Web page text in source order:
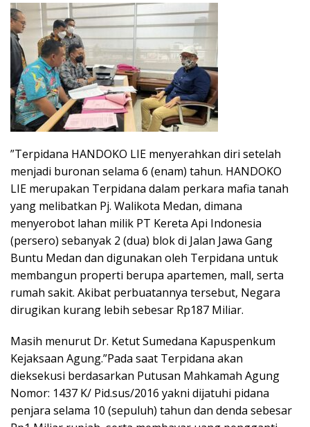
”Terpidana HANDOKO LIE menyerahkan diri setelah
menjadi buronan selama 6 (enam) tahun. HANDOKO
LIE merupakan Terpidana dalam perkara mafia tanah
yang melibatkan Pj. Walikota Medan, dimana
menyerobot lahan milik PT Kereta Api Indonesia
(persero) sebanyak 2 (dua) blok di Jalan Jawa Gang
Buntu Medan dan digunakan oleh Terpidana untuk
membangun properti berupa apartemen, mall, serta
rumah sakit. Akibat perbuatannya tersebut, Negara
dirugikan kurang lebih sebesar Rp187 Miliar.
Masih menurut Dr. Ketut Sumedana Kapuspenkum
Kejaksaan Agung.”Pada saat Terpidana akan
dieksekusi berdasarkan Putusan Mahkamah Agung
Nomor: 1437 K/ Pid.sus/2016 yakni dijatuhi pidana
penjara selama 10 (sepuluh) tahun dan denda sebesar